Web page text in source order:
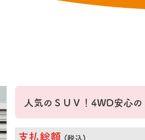
人気のＳＵＶ！4WD安心
支払総額